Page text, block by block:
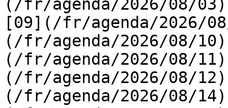
(/fr/agenda/2026/08/
[09](/fr/agenda/2026/
(/fr/agenda/2026/08/
(/fr/agenda/2026/08/
(/fr/agenda/2026/08/
(/fr/agenda/2026/08/